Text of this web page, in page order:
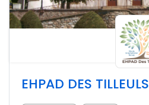
EHPAD DES TILLEULS